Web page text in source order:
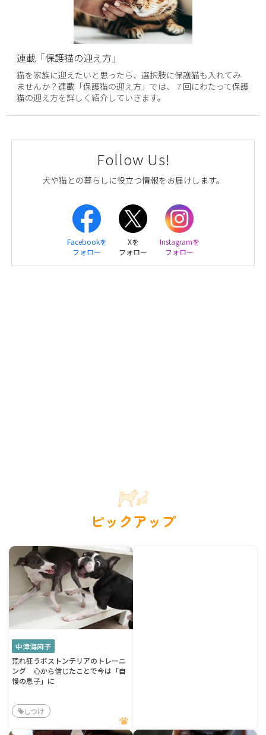
連載「保護猫の迎え方」
猫を家族に迎えたいと思ったら、選択肢に保護猫も入れてみ
ませんか？連載「保護猫の迎え方」では、７回にわたって保護
猫の迎え方を詳しく紹介していきます。
Follow Us!
犬や猫との暮らしに役立つ情報をお届けします。
Facebookを
フォロー
Xを
フォロー
Instagramを
フォロー
ピックアップ
中津海麻子
荒れ狂うボストンテリアのトレーニ
ング 心から信じたことで今は「自
慢の息子」に
しつけ